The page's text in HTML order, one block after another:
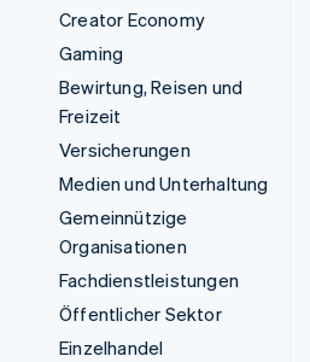
Creator Economy
Gaming
Bewirtung, Reisen und
Freizeit
Versicherungen
Medien und Unterhaltung
Gemeinnützige
Organisationen
Fachdienstleistungen
Öffentlicher Sektor
Einzelhandel